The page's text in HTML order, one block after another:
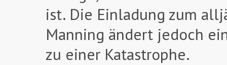
ist. Die Einladung zum
Manning ändert jedoch
zu einer Katastrophe.